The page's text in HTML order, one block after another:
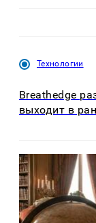
Технологии
Breathedge
выходит в